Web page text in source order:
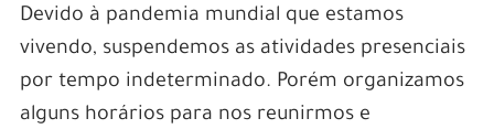
Devido à pandemia mundial que estamos
vivendo, suspendemos as atividades presenciais
por tempo indeterminado. Porém organizamos
alguns horários para nos reunirmos e